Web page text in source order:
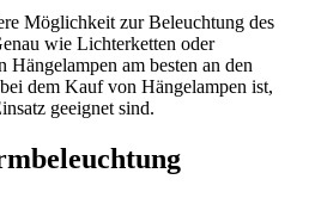
Möglichkeit zur Beleuchtung des
wie Lichterketten oder
Hängelampen am besten an den
dem Kauf von Hängelampen ist,
geeignet sind.